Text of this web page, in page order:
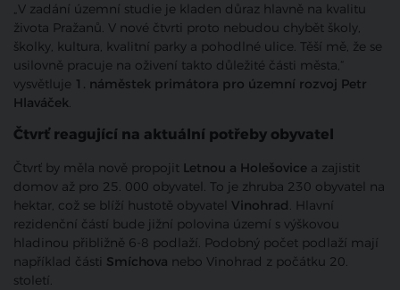
„V zadání územní studie je kladen důraz hlavně na kvalitu
života Pražanů. V nové čtvrti proto nebudou chybět školy,
školky, kultura, kvalitní parky a pohodlné ulice. Těší mě, že se
usilovně pracuje na oživení takto důležité části města,“
vysvětluje 1. náměstek primátora pro územní rozvoj Petr
Hlaváček.
Čtvrť reagující na aktuální potřeby obyvatel
Čtvrť by měla nově propojit Letnou a Holešovice a zajistit
domov až pro 25. 000 obyvatel. To je zhruba 230 obyvatel na
hektar, což se blíží hustotě obyvatel Vinohrad. Hlavní
rezidenční částí bude jižní polovina území s výškovou
hladinou přibližně 6-8 podlaží. Podobný počet podlaží mají
například části Smíchova nebo Vinohrad z počátku 20.
století.